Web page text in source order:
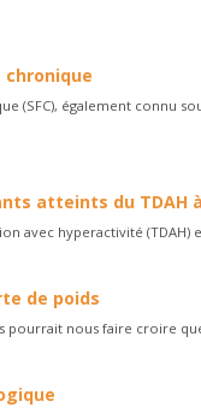
(SFC), également connu
atteints du TDAH
avec hyperactivité
de poids
pourrait nous faire croire